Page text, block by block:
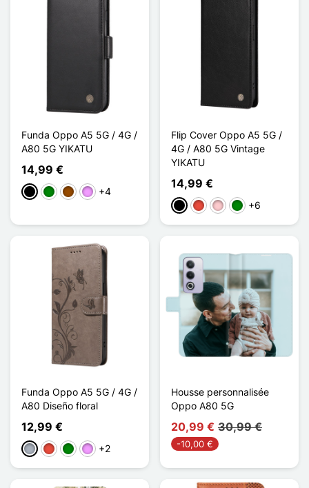
Funda Oppo A5 5G / 4G /
A80 5G YIKATU
14,99 €
NegroVerdeMarrónMorado claro
+4
Flip Cover Oppo A5 5G /
4G / A80 5G Vintage
YIKATU
14,99 €
NegroRojoRosaVerde
+6
Funda Oppo A5 5G / 4G /
A80 Diseño floral
12,99 €
Gris RojoVerdeMorado claro
+2
Housse personnalisée
Oppo A80 5G
20,99 € 30,99 €
-10,00 €